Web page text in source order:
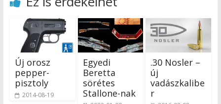
Új orosz
pepper-
pisztoly
2014-08-19
Egyedi
Beretta
sörétes
Stallone-nak
.30 Nosler –
új
vadászkalibe
r